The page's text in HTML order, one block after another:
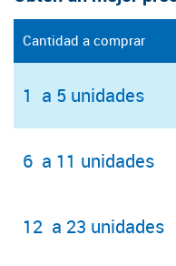
Cantidad a comprar
1 a 5 unidades
6 a 11 unidades
12 a 23 unidades